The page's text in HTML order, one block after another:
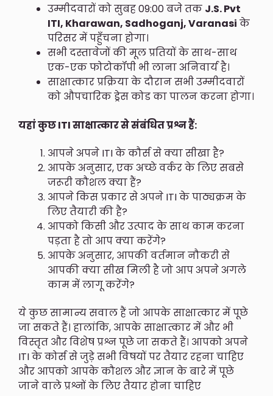
उम्मीदवारों को सुबह 09:00 बजे तक J.S. Pvt
ITI, Kharawan, Sadhoganj, Varanasi के
परिसर में पहुँचना होगा।
सभी दस्तावेजों की मूल प्रतियों के साथ-साथ
एक-एक फोटोकॉपी भी लाना अनिवार्य है।
साक्षात्कार प्रक्रिया के दौरान सभी उम्मीदवारों
को औपचारिक ड्रेस कोड का पालन करना होगा।
यहां कुछ ITI साक्षात्कार से संबंधित प्रश्न हैं:
आपने अपने ITI के कौर्स से क्या सीखा है?
आपके अनुसार, एक अच्छे वर्कर के लिए सबसे
जरूरी कौशल क्या हैं?
आपने किस प्रकार से अपने ITI के पाठ्यक्रम के
लिए तैयारी की है?
आपको किसी और उत्पाद के साथ काम करना
पड़ता है तो आप क्या करेंगे?
आपके अनुसार, आपकी वर्तमान नौकरी से
आपकी क्या सीख मिली है जो आप अपने अगले
काम में लागू करेंगे?
ये कुछ सामान्य सवाल हैं जो आपके साक्षात्कार में पूछे
जा सकते हैं। हालांकि, आपके साक्षात्कार में और भी
विस्तृत और विशेष प्रश्न पूछे जा सकते हैं। आपको अपने
ITI के कोर्स से जुड़े सभी विषयों पर तैयार रहना चाहिए
और आपको आपके कौशल और ज्ञान के बारे में पूछे
जाने वाले प्रश्नों के लिए तैयार होना चाहिए